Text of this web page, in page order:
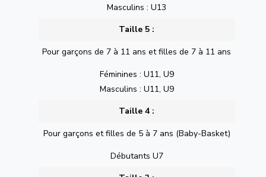
Masculins : U13
Taille 5 :
Pour garçons de 7 à 11 ans et filles de 7 à 11 ans
Féminines : U11, U9
Masculins : U11, U9
Taille 4 :
Pour garçons et filles de 5 à 7 ans (Baby-Basket)
Débutants U7